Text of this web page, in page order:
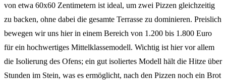
von etwa 60x60 Zentimetern ist ideal, um zwei Pizzen gleichzeitig
zu backen, ohne dabei die gesamte Terrasse zu dominieren. Preislich
bewegen wir uns hier in einem Bereich von 1.200 bis 1.800 Euro
für ein hochwertiges Mittelklassemodell. Wichtig ist hier vor allem
die Isolierung des Ofens; ein gut isoliertes Modell hält die Hitze über
Stunden im Stein, was es ermöglicht, nach den Pizzen noch ein Brot